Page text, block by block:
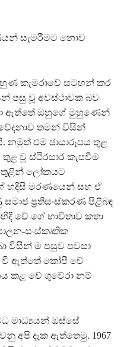
සැමරීමට නොව
කැමරාවේ සටහන් කර
පසු වූ අවස්ථාවක බව
ඇත්තේ ඔහුගේ මුහුණෙන්
තමන් විසින්
නමුත් එම ඡායාරූපය තුළ
වූ ස්ථිරසාර කැපවීම
ලෝකයට
හදිසි මරණයෙන් සහ ඒ
ප්‍රතිසංස්කරණ පිළිබඳ
චේ ගේ භාවිතාව කතා
සංස්කෘතික
විසින් ම පසුව පවසා
වී ඇත්තේ කෝපී චේ
කළ චේ ගුවේරා නම්
මාධ්‍යයන් ඔස්සේ
අපි දැක ඇත්තෙමු. 1967